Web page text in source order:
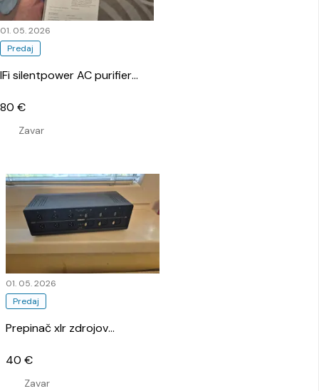
Predaj
01. 05. 2026
IFi silentpower AC purifier…
Zavar
80 €
Predaj
01. 05. 2026
Prepinač xlr zdrojov…
Zavar
40 €